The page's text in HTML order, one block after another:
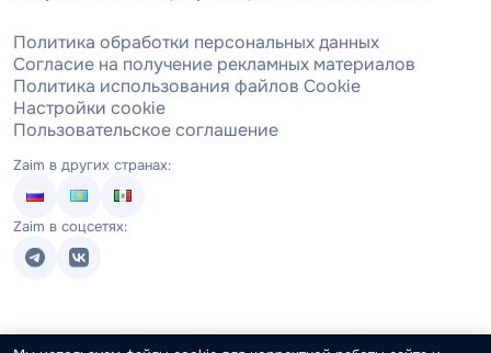
Политика обработки персональных данных
Согласие на получение рекламных материалов
Политика использования файлов Cookie
Настройки cookie
Пользовательское соглашение
Zaim в других странах:
Zaim в соцсетях: